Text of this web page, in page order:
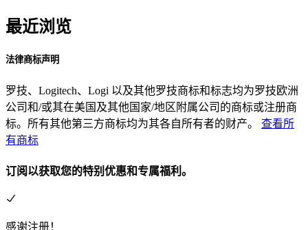
最近浏览
法律商标声明
罗技、Logitech、Logi 以及其他罗技商标和标志均为罗技欧洲
公司和/或其在美国及其他国家/地区附属公司的商标或注册商
标。所有其他第三方商标均为其各自所有者的财产。 查看所
有商标
订阅以获取您的特别优惠和专属福利。
感谢注册！